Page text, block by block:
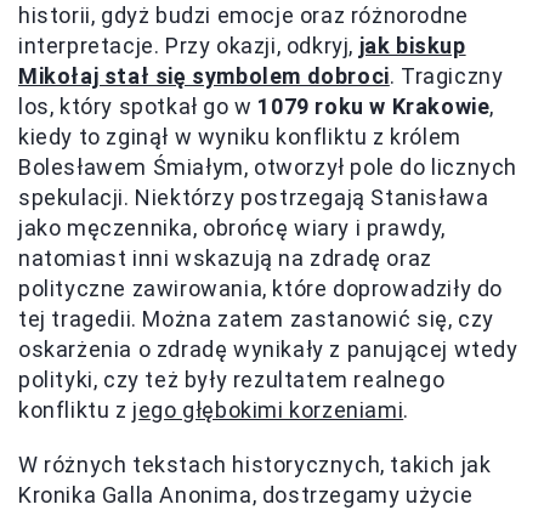
historii, gdyż budzi emocje oraz różnorodne
interpretacje. Przy okazji, odkryj, jak biskup
Mikołaj stał się symbolem dobroci. Tragiczny
los, który spotkał go w 1079 roku w Krakowie,
kiedy to zginął w wyniku konfliktu z królem
Bolesławem Śmiałym, otworzył pole do licznych
spekulacji. Niektórzy postrzegają Stanisława
jako męczennika, obrońcę wiary i prawdy,
natomiast inni wskazują na zdradę oraz
polityczne zawirowania, które doprowadziły do
tej tragedii. Można zatem zastanowić się, czy
oskarżenia o zdradę wynikały z panującej wtedy
polityki, czy też były rezultatem realnego
konfliktu z jego głębokimi korzeniami.
W różnych tekstach historycznych, takich jak
Kronika Galla Anonima, dostrzegamy użycie